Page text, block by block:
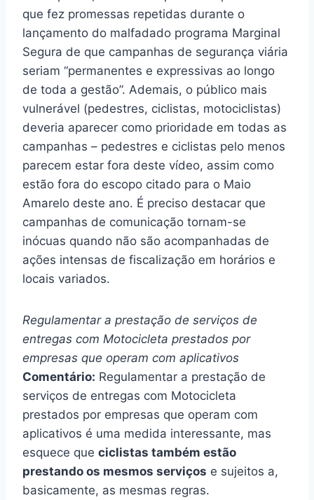
que fez promessas repetidas durante o
lançamento do malfadado programa Marginal
Segura de que campanhas de segurança viária
seriam “permanentes e expressivas ao longo
de toda a gestão”. Ademais, o público mais
vulnerável (pedestres, ciclistas, motociclistas)
deveria aparecer como prioridade em todas as
campanhas – pedestres e ciclistas pelo menos
parecem estar fora deste vídeo, assim como
estão fora do escopo citado para o Maio
Amarelo deste ano. É preciso destacar que
campanhas de comunicação tornam-se
inócuas quando não são acompanhadas de
ações intensas de fiscalização em horários e
locais variados.
Regulamentar a prestação de serviços de
entregas com Motocicleta prestados por
empresas que operam com aplicativos
Comentário: Regulamentar a prestação de
serviços de entregas com Motocicleta
prestados por empresas que operam com
aplicativos é uma medida interessante, mas
esquece que ciclistas também estão
prestando os mesmos serviços e sujeitos a,
basicamente, as mesmas regras.